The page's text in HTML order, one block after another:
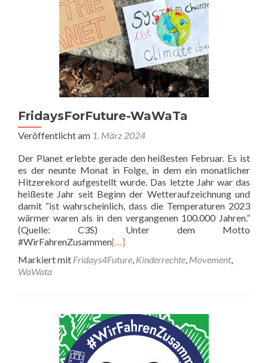
FridaysForFuture-WaWaTa
Veröffentlicht am 1. März 2024
Der Planet erlebte gerade den heißesten Februar. Es ist
es der neunte Monat in Folge, in dem ein monatlicher
Hitzerekord aufgestellt wurde. Das letzte Jahr war das
heißeste Jahr seit Beginn der Wetteraufzeichnung und
damit “ist wahrscheinlich, dass die Temperaturen 2023
wärmer waren als in den vergangenen 100.000 Jahren.”
(Quelle: C3S) Unter dem Motto
#WirFahrenZusammen[…]
Markiert mit Fridays4Future, Kinderrechte, Movement,
WaWata